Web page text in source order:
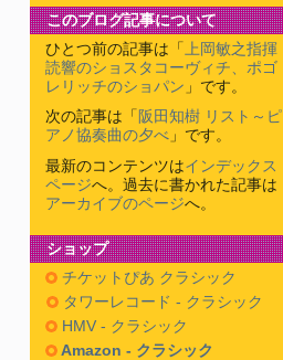
このブログ記事について
ひとつ前の記事は「 上岡敏之指揮
読響のショスタコーヴィチ、ポゴ
レリッチのショパン 」です。
次の記事は「 阪田知樹 リスト～ピ
アノ協奏曲の夕べ 」です。
最新のコンテンツはインデックス
ページへ。過去に書かれた記事は
アーカイブのページへ。
ショップ
チケットぴあ クラシック
タワーレコード - クラシック
HMV - クラシック
Amazon - クラシック